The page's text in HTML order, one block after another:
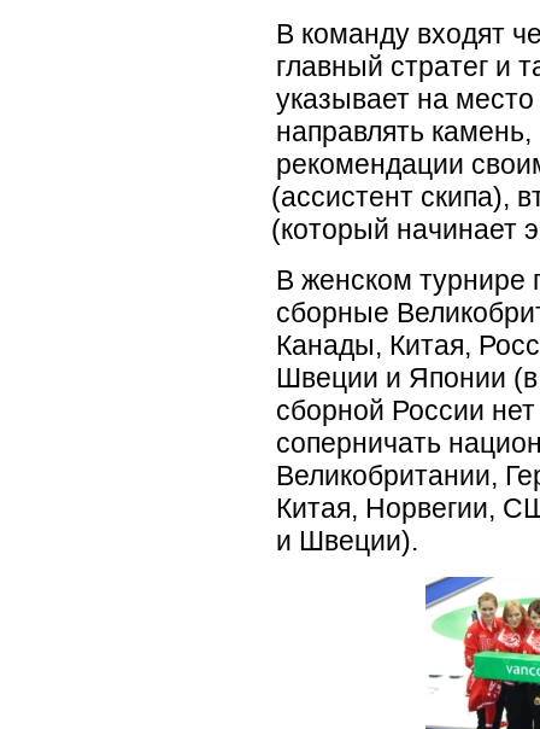
В команду входят
главный стратег и
указывает на место
направлять
рекомендации
(ассистент скипа),
(который начинает
В женском турнире
сборные
Канады, Китая,
Швеции и Японии (
сборной России
соперничать
Великобритании,
Китая, Норвегии,
и Швеции).